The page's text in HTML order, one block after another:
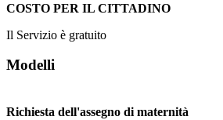
COSTO PER IL CITTADINO
Il Servizio è gratuito
Modelli
Richiesta dell'assegno di maternità